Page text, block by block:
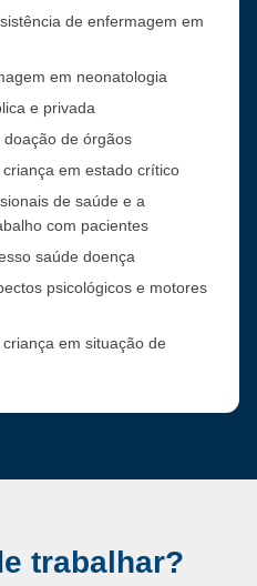
de enfermagem em
em neonatologia
e privada
de órgãos
em estado crítico
de saúde e a
com pacientes
saúde doença
psicológicos e motores
em situação de
trabalhar?